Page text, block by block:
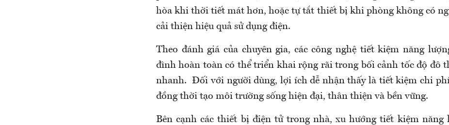
hòa khi thời tiết mát hơn, hoặc tự tắt thiết bị khi phòng không có
cải thiện hiệu quả sử dụng điện.
Theo đánh giá của chuyên gia, các công nghệ tiết kiệm năng
đình hoàn toàn có thể triển khai rộng rãi trong bối cảnh tốc độ đô
nhanh. Đối với người dùng, lợi ích dễ nhận thấy là tiết kiệm chi
đồng thời tạo môi trường sống hiện đại, thân thiện và bền vững.
Bên cạnh các thiết bị điện tử trong nhà, xu hướng tiết kiệm năng